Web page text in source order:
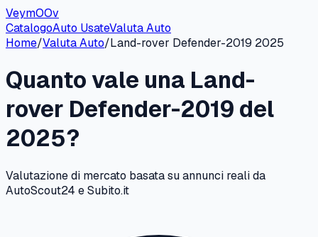
VeymOOv
CatalogoAuto UsateValuta Auto
Home/Valuta Auto/Land-rover Defender-2019 2025
Quanto vale una Land-
rover Defender-2019 del
2025?
Valutazione di mercato basata su annunci reali da
AutoScout24 e Subito.it